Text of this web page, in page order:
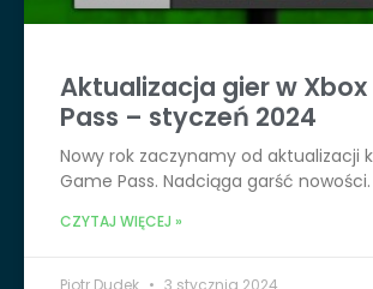
Aktualizacja gier w
Pass – styczeń 2024
Nowy rok zaczynamy od aktualizacji
Game Pass. Nadciąga garść nowości.
CZYTAJ WIĘCEJ »
Piotr Dudek 3 stycznia 2024